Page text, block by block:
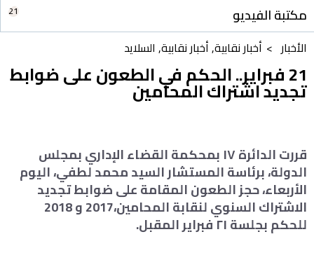
مكتبة الفيديو 21
الأخبار > أخبار نقابية,أخبار نقابية, السلايد
21 فبراير.. الحكم في الطعون على ضوابط
تجديد اشتراك المحامين
قررت الدائرة ١٧ بمحكمة القضاء الإداري بمجلس
الدولة، برئاسة المستشار السيد محمد لطفي، اليوم
الأربعاء، حجز الطعون المقامة على ضوابط تجديد
الاشتراك السنوي لنقابة المحامين،2017 و 2018
للحكم بجلسة ٢١ فبراير المقبل.